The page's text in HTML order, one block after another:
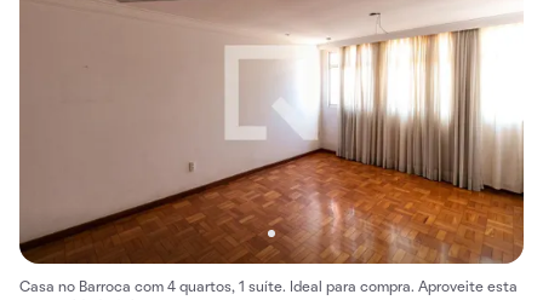
Casa no Barroca com 4 quartos, 1 suíte. Ideal para compra. Aproveite esta